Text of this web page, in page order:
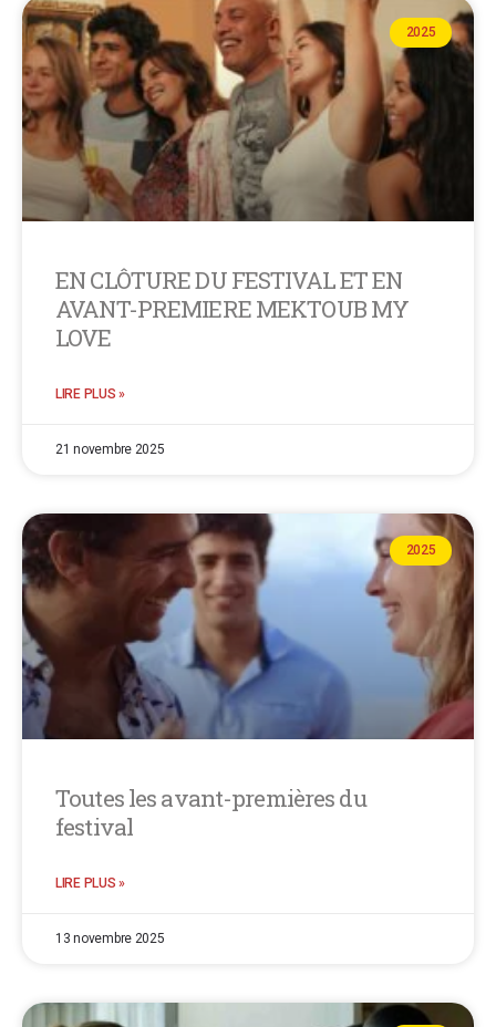
2025
EN CLÔTURE DU FESTIVAL ET EN
AVANT-PREMIERE MEKTOUB MY
LOVE
LIRE PLUS »
21 novembre 2025
2025
Toutes les avant-premières du
festival
LIRE PLUS »
13 novembre 2025